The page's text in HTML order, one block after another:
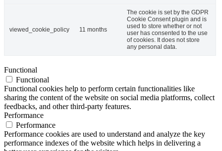
viewed_cookie_policy 11 months
The cookie is set by the GDPR
Cookie Consent plugin and is
used to store whether or not
user has consented to the use
of cookies. It does not store
any personal data.
Functional
Functional
Functional cookies help to perform certain functionalities like
sharing the content of the website on social media platforms, collect
feedbacks, and other third-party features.
Performance
Performance
Performance cookies are used to understand and analyze the key
performance indexes of the website which helps in delivering a